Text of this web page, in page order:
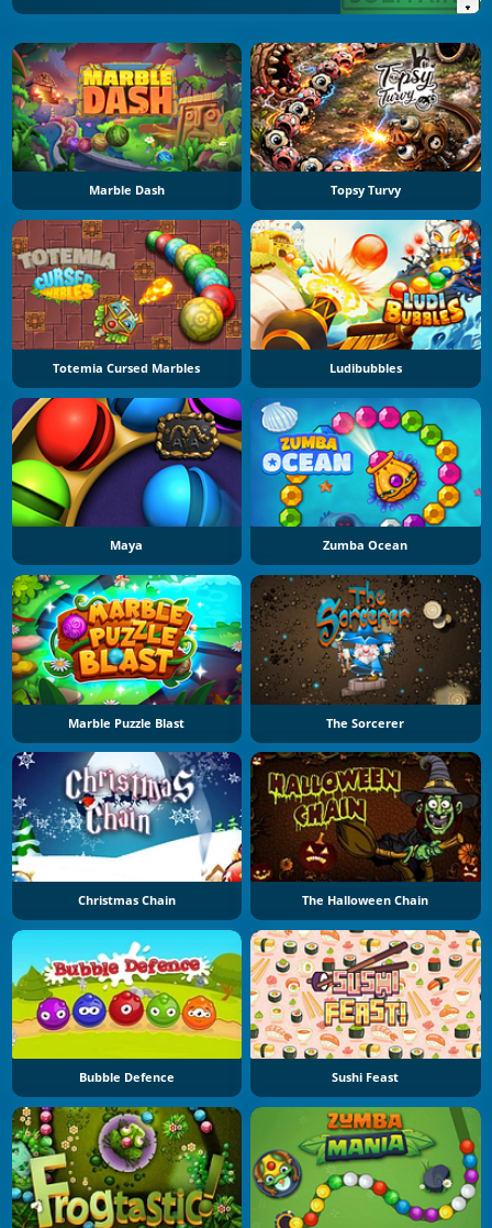
Marble Dash Topsy Turvy
Totemia Cursed Marbles Ludibubbles
Maya Zumba Ocean
Marble Puzzle Blast The Sorcerer
Christmas Chain The Halloween Chain
Bubble Defence Sushi Feast